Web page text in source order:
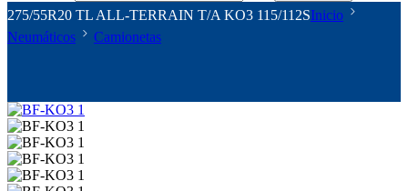
275/55R20 TL ALL-TERRAIN T/A KO3 115/112SInicio
Neumáticos
Camionetas